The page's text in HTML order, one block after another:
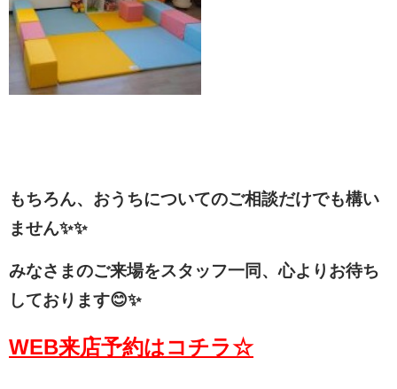
もちろん、おうちについてのご相談だけでも構い
ません✨✨
みなさまのご来場をスタッフ一同、心よりお待ち
しております😊✨
WEB来店予約はコチラ☆